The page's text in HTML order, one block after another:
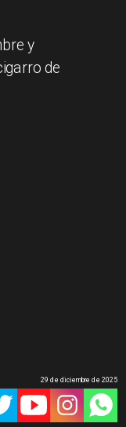
y
de
29 de diciembre de 2025